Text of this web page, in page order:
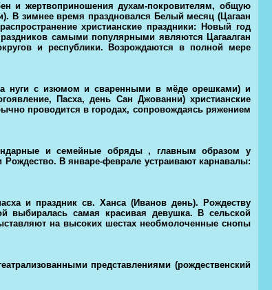
и жертвоприношения духам-покровителям, общую
В зимнее время праздновался Белый месяц (Цагаан
христианские праздники: Новый год
самыми популярными являются Цагаалган
и республики. Возрождаются в полной мере
нуги с изюмом и сваренными в мёде орешками) и
Пасха, день Сан Джованни) христианские
проводится в городах, сопровождаясь ряжением
и семейные обряды , главным образом у
В январе-феврале устраивают карнавалы:
и праздник св. Ханса (Иванов день). Рождеству
выбиралась самая красивая девушка. В сельской
на высоких шестах необмолоченные снопы
представлениями (рождественский